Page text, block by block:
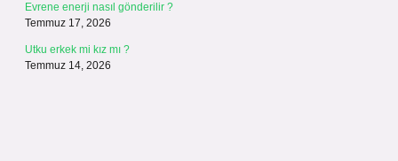
Evrene enerji nasıl gönderilir ?
Temmuz 17, 2026
Utku erkek mi kız mı ?
Temmuz 14, 2026